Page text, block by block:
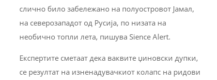
слично било забележано на полуостровот Јамал,
на северозападот од Русија, по низата на
необично топли лета, пишува Sience Alert.
Експертите сметаат дека ваквите џиновски дупки,
се резултат на изненадувачкиот колапс на ридови